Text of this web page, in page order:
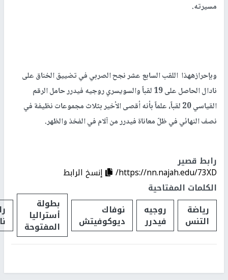
مسيرته.
وبإحرازههذا اللقب السابع عشر نجح الصربي في تضييق الخناق على
نادال الحاصل على 19 لقباً والسويسري روجيه فيدرر حامل الرقم
القياسي 20 لقباً، علماً بأنه أقصى الأخير بثلاث مجموعات نظيفة في
نصف النهائي في ظلّ معاناة فيدرر من آلام في الفخذ والظهر.
رابط قصير
https://nn.najah.edu/73XD/
إنسخ الرابط
الكلمات المفتاحية
رياضة
التنس
روجيه
فيدرر
نوفاك
ديوكوفيتش
بطولة
أستراليا
المفتوحة